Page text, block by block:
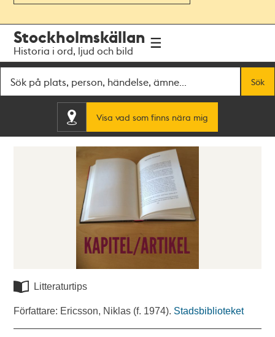
navigationen
huvudinnehållet
Stockholmskällan
Historia i ord, ljud och bild
Sök
Visa vad som finns nära mig
Litteraturtips
Författare: Ericsson, Niklas (f. 1974). Stadsbiblioteket